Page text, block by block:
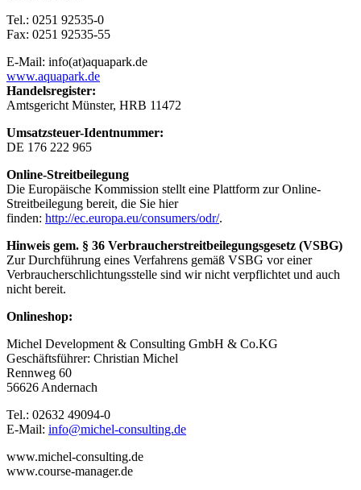
Tel.: 0251 92535-0
Fax: 0251 92535-55
E-Mail: info(at)aquapark.de
www.aquapark.de
Handelsregister:
Amtsgericht Münster, HRB 11472
Umsatzsteuer-Identnummer:
DE 176 222 965
Online-Streitbeilegung
Die Europäische Kommission stellt eine Plattform zur Online-
Streitbeilegung bereit, die Sie hier
finden: http://ec.europa.eu/consumers/odr/.
Hinweis gem. § 36 Verbraucherstreitbeilegungsgesetz (VSBG)
Zur Durchführung eines Verfahrens gemäß VSBG vor einer
Verbraucherschlichtungsstelle sind wir nicht verpflichtet und auch
nicht bereit.
Onlineshop:
Michel Development & Consulting GmbH & Co.KG
Geschäftsführer: Christian Michel
Rennweg 60
56626 Andernach
Tel.: 02632 49094-0
E-Mail: info@michel-consulting.de
www.michel-consulting.de
www.course-manager.de